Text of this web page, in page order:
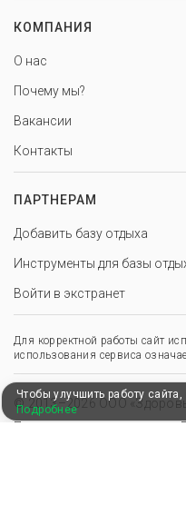
КОМПАНИЯ
О нас
Почему мы?
Вакансии
Контакты
ПАРТНЕРАМ
Добавить базу отдыха
Инструменты для базы
Войти в экстранет
Для корректной работы сайт
использования сервиса
© 2013–2026 ООО
Пользовательское соглашение ,
Чтобы улучшить работу
Подробнее